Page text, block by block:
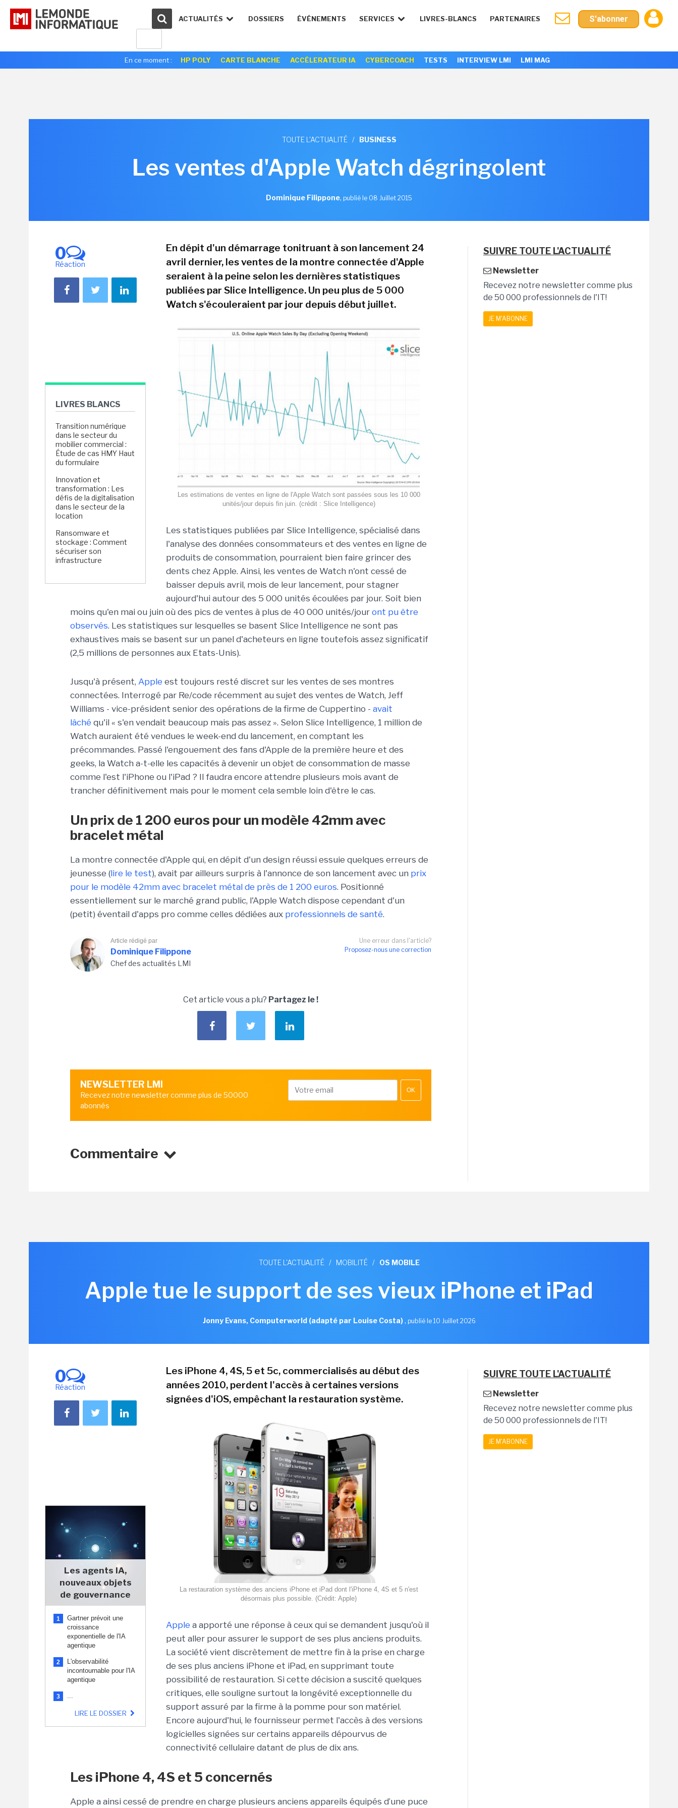
ACTUALITÉS DOSSIERS ÉVÉNEMENTS SERVICES LIVRES-BLANCS PARTENAIRES S'abonner
En ce moment : HP POLY CARTE BLANCHE ACCÉLERATEUR IA CYBERCOACH TESTS INTERVIEW LMI LMI MAG
TOUTE L'ACTUALITÉ / BUSINESS
Les ventes d'Apple Watch dégringolent
Dominique Filippone, publié le 08 Juillet 2015
0
Réaction
LIVRES BLANCS
Transition numérique
dans le secteur du
mobilier commercial :
Étude de cas HMY Haut
du formulaire
Innovation et
transformation : Les
défis de la digitalisation
dans le secteur de la
location
Ransomware et
stockage : Comment
sécuriser son
infrastructure
En dépit d'un démarrage tonitruant à son lancement 24
avril dernier, les ventes de la montre connectée d'Apple
seraient à la peine selon les dernières statistiques
publiées par Slice Intelligence. Un peu plus de 5 000
Watch s'écouleraient par jour depuis début juillet.
Les estimations de ventes en ligne de l'Apple Watch sont passées sous les 10 000
unités/jour depuis fin juin. (crédit : Slice Intelligence)
Les statistiques publiées par Slice Intelligence, spécialisé dans
l'analyse des données consommateurs et des ventes en ligne de
produits de consommation, pourraient bien faire grincer des
dents chez Apple. Ainsi, les ventes de Watch n'ont cessé de
baisser depuis avril, mois de leur lancement, pour stagner
aujourd'hui autour des 5 000 unités écoulées par jour. Soit bien
moins qu'en mai ou juin où des pics de ventes à plus de 40 000 unités/jour ont pu être
observés. Les statistiques sur lesquelles se basent Slice Intelligence ne sont pas
exhaustives mais se basent sur un panel d'acheteurs en ligne toutefois assez significatif
(2,5 millions de personnes aux Etats-Unis).
Jusqu'à présent, Apple est toujours resté discret sur les ventes de ses montres
connectées. Interrogé par Re/code récemment au sujet des ventes de Watch, Jeff
Williams - vice-président senior des opérations de la firme de Cuppertino - avait
lâché qu'il « s'en vendait beaucoup mais pas assez ». Selon Slice Intelligence, 1 million de
Watch auraient été vendues le week-end du lancement, en comptant les
précommandes. Passé l'engouement des fans d'Apple de la première heure et des
geeks, la Watch a-t-elle les capacités à devenir un objet de consommation de masse
comme l'est l'iPhone ou l'iPad ? Il faudra encore attendre plusieurs mois avant de
trancher définitivement mais pour le moment cela semble loin d'être le cas.
Un prix de 1 200 euros pour un modèle 42mm avec
bracelet métal
La montre connectée d'Apple qui, en dépit d'un design réussi essuie quelques erreurs de
jeunesse (lire le test), avait par ailleurs surpris à l'annonce de son lancement avec un prix
pour le modèle 42mm avec bracelet métal de près de 1 200 euros. Positionné
essentiellement sur le marché grand public, l'Apple Watch dispose cependant d'un
(petit) éventail d'apps pro comme celles dédiées aux professionnels de santé.
Une erreur dans l'article?
Proposez-nous une correction
Article rédigé par
Dominique Filippone
Chef des actualités LMI
Cet article vous a plu? Partagez le !
NEWSLETTER LMI
Recevez notre newsletter comme plus de 50000
abonnés
OK
Commentaire
SUIVRE TOUTE L'ACTUALITÉ
Newsletter
Recevez notre newsletter comme plus
de 50 000 professionnels de l'IT!
JE M'ABONNE
TOUTE L'ACTUALITÉ / MOBILITÉ / OS MOBILE
Apple tue le support de ses vieux iPhone et iPad
Jonny Evans, Computerworld (adapté par Louise Costa), publié le 10 Juillet 2026
0
Réaction
Les agents IA,
nouveaux objets
de gouvernance
1
Gartner prévoit une
croissance
exponentielle de l'IA
agentique
2
L'observabilité
incontournable pour l'IA
agentique
3 ...
LIRE LE DOSSIER
Les iPhone 4, 4S, 5 et 5c, commercialisés au début des
années 2010, perdent l'accès à certaines versions
signées d'iOS, empêchant la restauration système.
La restauration système des anciens iPhone et iPad dont l'iPhone 4, 4S et 5 n'est
désormais plus possible. (Crédit: Apple)
Apple a apporté une réponse à ceux qui se demandent jusqu'où il
peut aller pour assurer le support de ses plus anciens produits.
La société vient discrètement de mettre fin à la prise en charge
de ses plus anciens iPhone et iPad, en supprimant toute
possibilité de restauration. Si cette décision a suscité quelques
critiques, elle souligne surtout la longévité exceptionnelle du
support assuré par la firme à la pomme pour son matériel.
Encore aujourd'hui, le fournisseur permet l'accès à des versions
logicielles signées sur certains appareils dépourvus de
connectivité cellulaire datant de plus de dix ans.
Les iPhone 4, 4S et 5 concernés
Apple a ainsi cessé de prendre en charge plusieurs anciens appareils équipés d’une puce
SUIVRE TOUTE L'ACTUALITÉ
Newsletter
Recevez notre newsletter comme plus
de 50 000 professionnels de l'IT!
JE M'ABONNE